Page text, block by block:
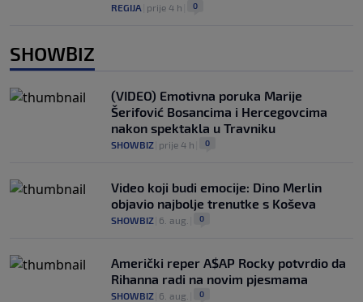
REGIJA prije 4 h 0
SHOWBIZ
(VIDEO) Emotivna poruka Marije
Šerifović Bosancima i Hercegovcima
nakon spektakla u Travniku
SHOWBIZ prije 4 h 0
Video koji budi emocije: Dino Merlin
objavio najbolje trenutke s Koševa
SHOWBIZ 6. aug. 0
Američki reper A$AP Rocky potvrdio da
Rihanna radi na novim pjesmama
SHOWBIZ 6. aug. 0